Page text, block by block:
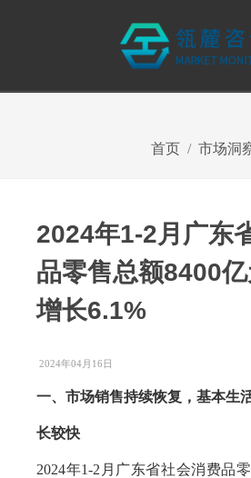
首页 市场洞
2024年1-2月广东
品零售总额8400
增长6.1%
2024年04月16日
一、市场销售持续恢复，基本生
长较快
2024年1-2月广东省社会消费品